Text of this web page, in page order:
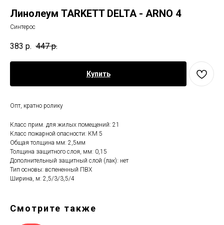
Линолеум TARKETT DELTA - ARNO 4
Синтерос
383 р. 447 р.
Купить
Опт, кратно ролику
Класс прим. для жилых помещений: 21
Класс пожарной опасности: КМ 5
Общая толщина мм: 2,5мм
Толщина защитного слоя, мм: 0,15
Дополнительный защитный слой (лак): нет
Тип основы: вспененный ПВХ
Ширина, м: 2,5/3/3,5/4
Смотрите также